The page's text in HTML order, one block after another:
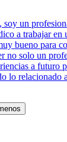
soy un
a trabajar en
bueno para
no solo un
a futuro
lo relacionado